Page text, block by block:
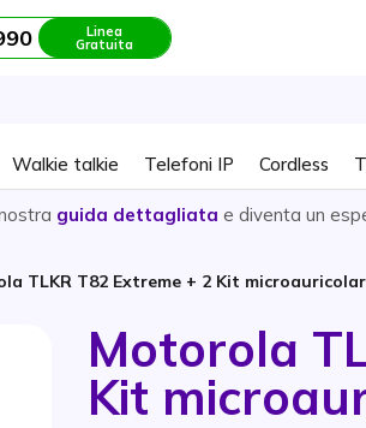
Linea
Gratuita
Walkie talkie Telefoni IP Cordless
guida dettagliata e diventa un
TLKR T82 Extreme + 2 Kit
Motorola
Kit